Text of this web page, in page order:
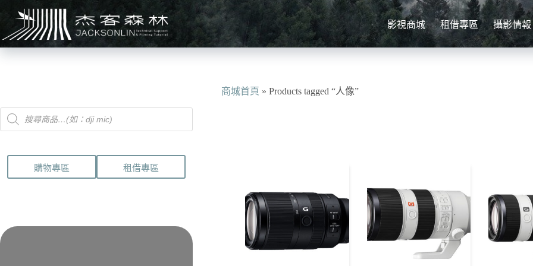
主
要
影視商城 租借專區 攝影情報
商城首頁 » Products tagged “人像”
Products
search
購物專區 租借專區